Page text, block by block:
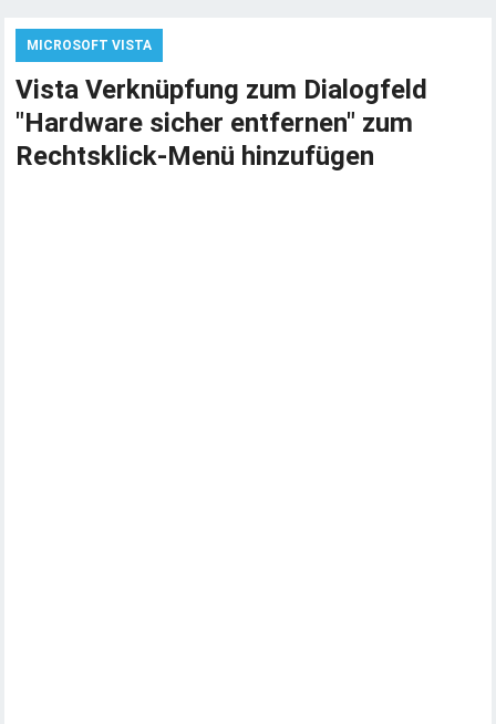
MICROSOFT VISTA
Vista Verknüpfung zum Dialogfeld
"Hardware sicher entfernen" zum
Rechtsklick-Menü hinzufügen